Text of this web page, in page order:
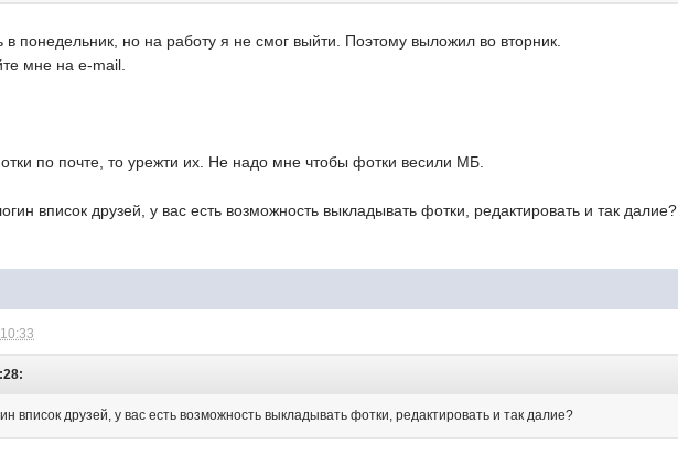
понедельник, но на работу я не смог выйти. Поэтому выложил во вторник.
мне на e-mail.
по почте, то урежти их. Не надо мне чтобы фотки весили МБ.
вписок друзей, у вас есть возможность выкладывать фотки, редактировать и так далие?
вписок друзей, у вас есть возможность выкладывать фотки, редактировать и так далие?